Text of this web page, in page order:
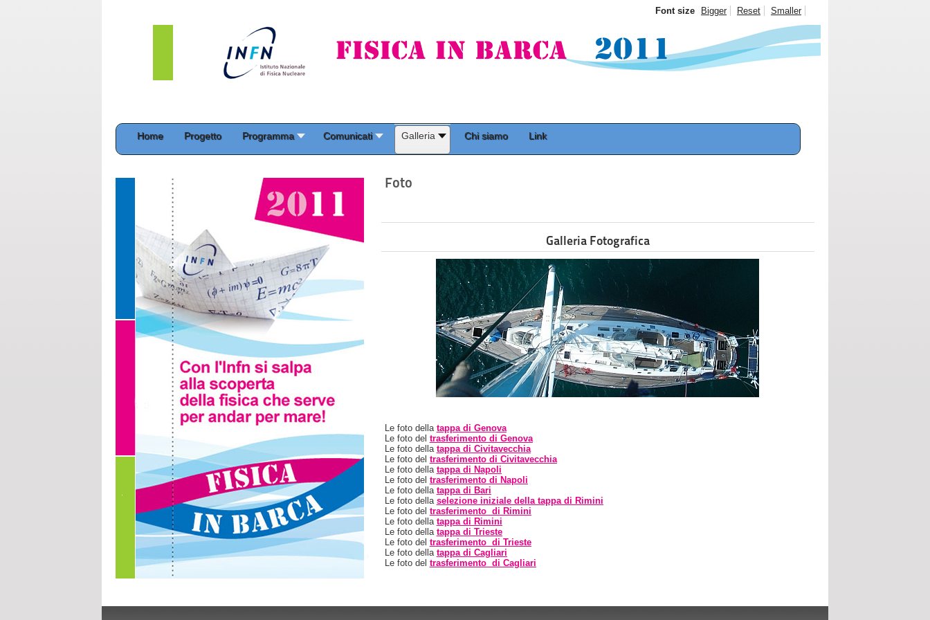
Font size Bigger Reset Smaller
Home Progetto Programma Comunicati Galleria Chi siamo Link
Foto
Galleria Fotografica
Le foto della tappa di Genova
Le foto del trasferimento di Genova
Le foto della tappa di Civitavecchia
Le foto del trasferimento di Civitavecchia
Le foto della tappa di Napoli
Le foto del trasferimento di Napoli
Le foto della tappa di Bari
Le foto della selezione iniziale della tappa di Rimini
Le foto del trasferimento di Rimini
Le foto della tappa di Rimini
Le foto della tappa di Trieste
Le foto del trasferimento di Trieste
Le foto della tappa di Cagliari
Le foto del trasferimento di Cagliari